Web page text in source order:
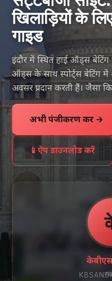
खिलाड़ियों के
गाइड
इंदौर में स्थित हाई ऑड्स
ऑड्स के साथ स्पोर्ट्स बेटिंग में
अवसर प्रदान करती हैं। जैसा
अभी पंजीकरण करें →
📱 ऐप डाउनलोड करें